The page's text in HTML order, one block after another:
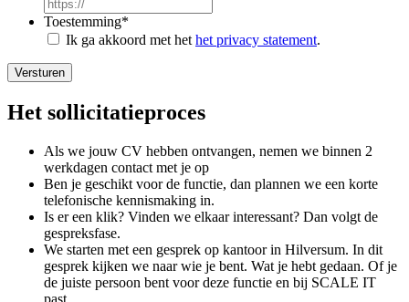
Toestemming*
Ik ga akkoord met het het privacy statement.
Versturen
Het sollicitatieproces
Als we jouw CV hebben ontvangen, nemen we binnen 2
werkdagen contact met je op
Ben je geschikt voor de functie, dan plannen we een korte
telefonische kennismaking in.
Is er een klik? Vinden we elkaar interessant? Dan volgt de
gespreksfase.
We starten met een gesprek op kantoor in Hilversum. In dit
gesprek kijken we naar wie je bent. Wat je hebt gedaan. Of je
de juiste persoon bent voor deze functie en bij SCALE IT
past.